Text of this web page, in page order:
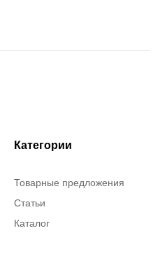
Категории
Товарные предложения
Статьи
Каталог